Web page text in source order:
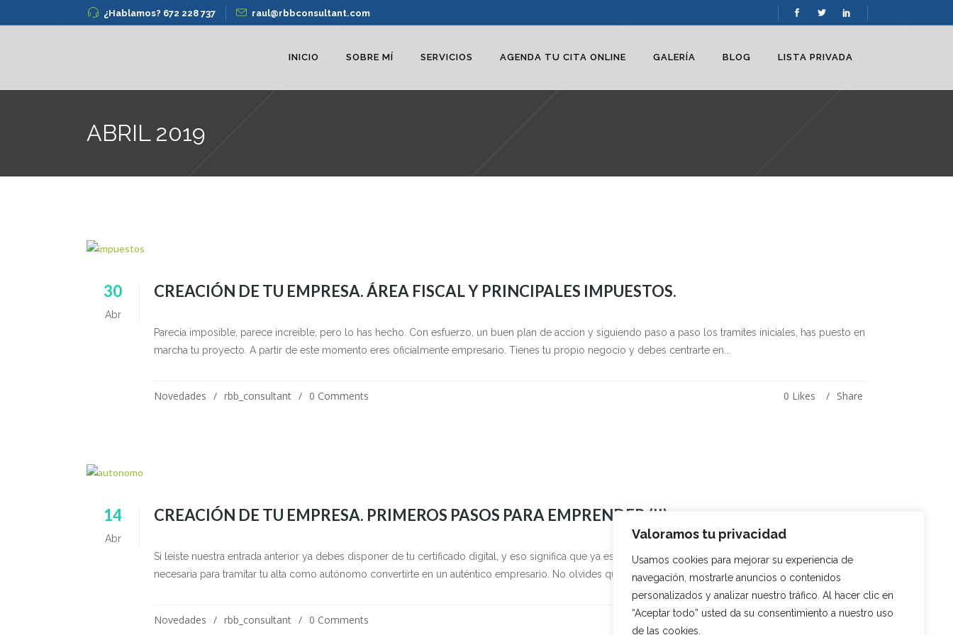
Valoramos tu privacidad
Usamos cookies para mejorar su experiencia de
navegación, mostrarle anuncios o contenidos
personalizados y analizar nuestro tráfico. Al hacer clic en
“Aceptar todo” usted da su consentimiento a nuestro uso
de las cookies.
¿Hablamos? 672 228 737 raul@rbbconsultant.com
INICIO SOBRE MÍ SERVICIOS AGENDA TU CITA ONLINE GALERÍA BLOG LISTA PRIVADA
ABRIL 2019
30
Abr
CREACIÓN DE TU EMPRESA. ÁREA FISCAL Y PRINCIPALES IMPUESTOS.
Parecía imposible, parece increíble, pero lo has hecho. Con esfuerzo, un buen plan de accion y siguiendo paso a paso los tramites iniciales, has puesto en
marcha tu proyecto. A partir de este momento eres oficialmente empresario. Tienes tu propio negocio y debes centrarte en...
Novedades rbb_consultant 0 Comments Share
0 Likes
14
Abr
CREACIÓN DE TU EMPRESA. PRIMEROS PASOS PARA EMPRENDER (II)
Si leíste nuestra entrada anterior ya debes disponer de tu certificado digital, y eso significa que ya estás preparado para presentar online la documentación
necesaria para tramitar tu alta como autónomo convertirte en un auténtico empresario. No olvides que a partir de este momento vas...
Novedades rbb_consultant 0 Comments Share
0 Likes